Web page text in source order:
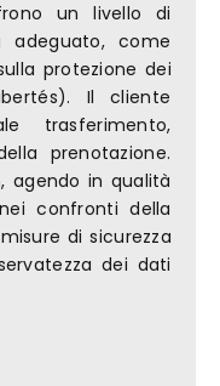
un livello di
adeguato, come
protezione dei
Il cliente
trasferimento,
prenotazione.
agendo in qualità
confronti della
di sicurezza
dei dati